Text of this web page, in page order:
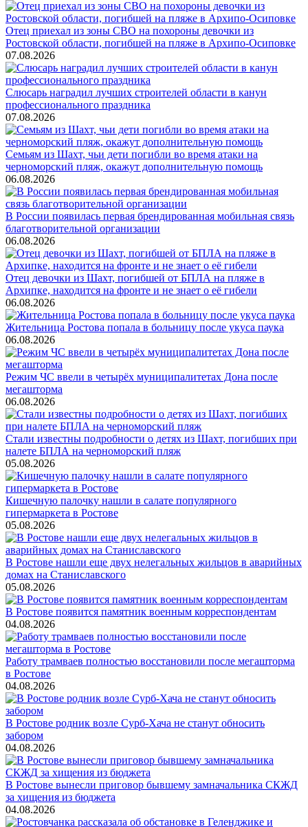
Отец приехал из зоны СВО на похороны девочки из
Ростовской области, погибшей на пляже в Архипо-Осиповке
07.08.2026
Слюсарь наградил лучших строителей области в канун
профессионального праздника
07.08.2026
Семьям из Шахт, чьи дети погибли во время атаки на
черноморский пляж, окажут дополнительную помощь
06.08.2026
В России появилась первая брендированная мобильная связь
благотворительной организации
06.08.2026
Отец девочки из Шахт, погибшей от БПЛА на пляже в
Архипке, находится на фронте и не знает о её гибели
06.08.2026
Жительница Ростова попала в больницу после укуса паука
06.08.2026
Режим ЧС ввели в четырёх муниципалитетах Дона после
мегашторма
06.08.2026
Стали известны подробности о детях из Шахт, погибших при
налете БПЛА на черноморский пляж
05.08.2026
Кишечную палочку нашли в салате популярного
гипермаркета в Ростове
05.08.2026
В Ростове нашли еще двух нелегальных жильцов в аварийных
домах на Станиславского
05.08.2026
В Ростове появится памятник военным корреспондентам
04.08.2026
Работу трамваев полностью восстановили после мегашторма
в Ростове
04.08.2026
В Ростове родник возле Сурб-Хача не станут обносить
забором
04.08.2026
В Ростове вынесли приговор бывшему замначальника СКЖД
за хищения из бюджета
04.08.2026